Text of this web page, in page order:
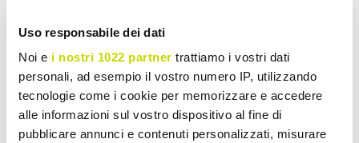
Uso responsabile dei dati
Noi e i nostri 1022 partner trattiamo i vostri dati
personali, ad esempio il vostro numero IP, utilizzando
tecnologie come i cookie per memorizzare e accedere
alle informazioni sul vostro dispositivo al fine di
pubblicare annunci e contenuti personalizzati, misurare
Kasten en Dressoirs